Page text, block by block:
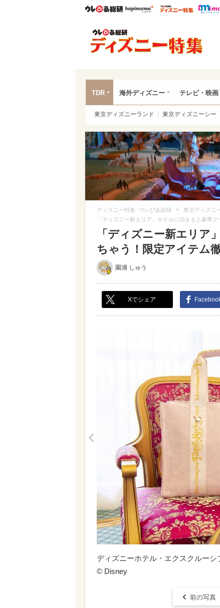
ウレぴあ総研ハピママ* ウレ
TDR 海外ディズニー テレビ・映画
東京ディズニーランド 東京ディズニーシー
ディズニー特集 -ウレぴあ総研 > 東京ディズニ
「ディズニー新エリア」ホテルに泊まると豪華
「ディズニー新エリア
ちゃう！限定アイテム
園浦 しゅう
Xでシェア
ディズニーホテル・エクスクルー
© Disney
前の写真